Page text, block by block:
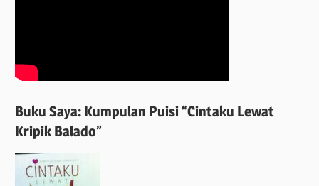
Buku Saya: Kumpulan Puisi “Cintaku Lewat
Kripik Balado”